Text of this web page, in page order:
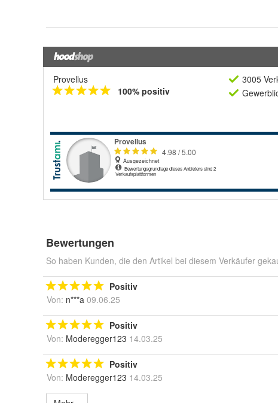
Provellus
100% positiv
3005
Bewertungen
So haben Kunden, die den Artikel bei diesem Verkäufer
Positiv
Von: n***a 09.06.25
Positiv
Von: Moderegger123 14.03.25
Positiv
Von: Moderegger123 14.03.25